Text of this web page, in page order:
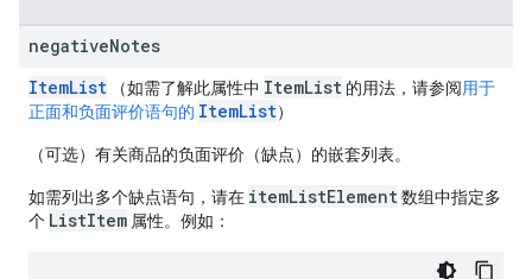
negativeNotes
ItemList （如需了解此属性中 ItemList 的用法，请参阅用于
正面和负面评价语句的 ItemList）
（可选）有关商品的负面评价（缺点）的嵌套列表。
如需列出多个缺点语句，请在 itemListElement数组中指定多
个 ListItem 属性。例如：